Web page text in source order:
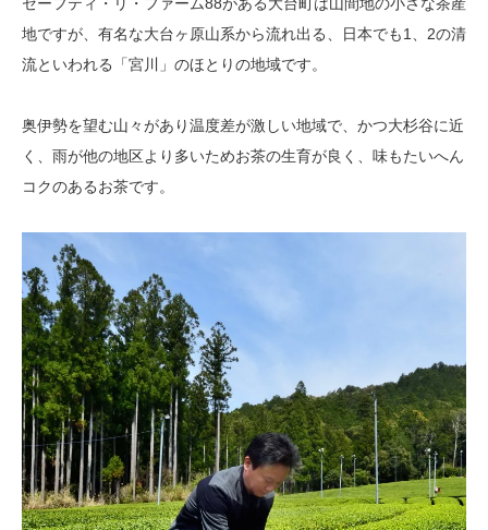
セーフティ・リ・ファーム88がある大台町は山間地の小さな茶産
地ですが、有名な大台ヶ原山系から流れ出る、日本でも1、2の清
流といわれる「宮川」のほとりの地域です。
奥伊勢を望む山々があり温度差が激しい地域で、かつ大杉谷に近
く、雨が他の地区より多いためお茶の生育が良く、味もたいへん
コクのあるお茶です。